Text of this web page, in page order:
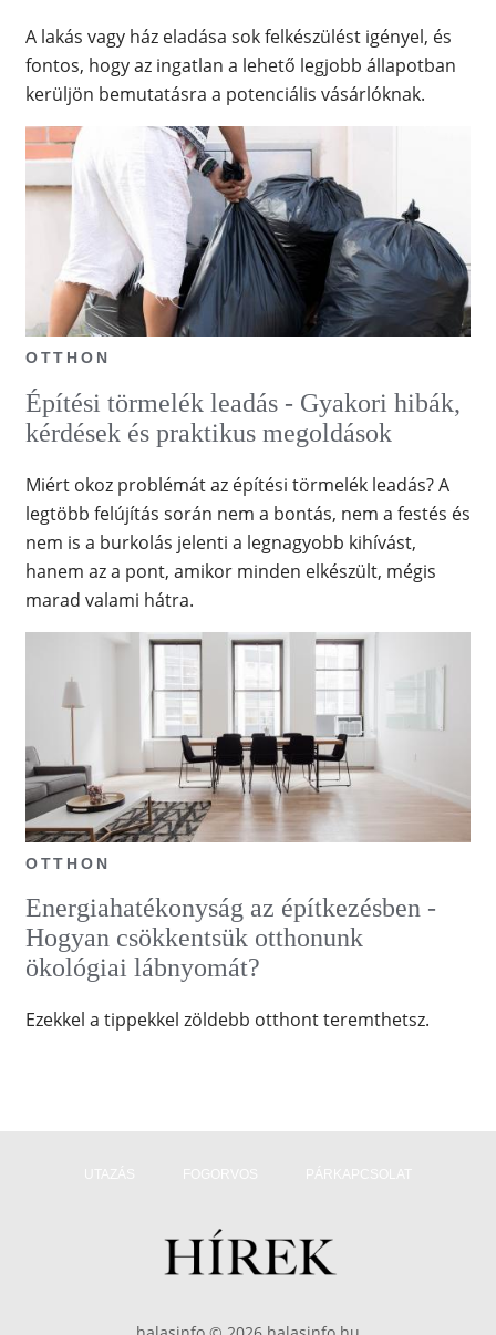
A lakás vagy ház eladása sok felkészülést igényel, és
fontos, hogy az ingatlan a lehető legjobb állapotban
kerüljön bemutatásra a potenciális vásárlóknak.
OTTHON
Építési törmelék leadás - Gyakori hibák,
kérdések és praktikus megoldások
Miért okoz problémát az építési törmelék leadás? A
legtöbb felújítás során nem a bontás, nem a festés és
nem is a burkolás jelenti a legnagyobb kihívást,
hanem az a pont, amikor minden elkészült, mégis
marad valami hátra.
OTTHON
Energiahatékonyság az építkezésben -
Hogyan csökkentsük otthonunk
ökológiai lábnyomát?
Ezekkel a tippekkel zöldebb otthont teremthetsz.